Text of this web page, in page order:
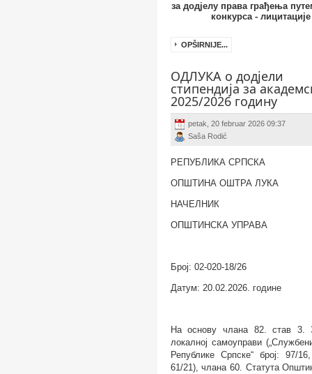
за додјелу права грађења
конкурса - лицитације
OPŠIRNIJE...
ОДЛУКА о додјели
стипендија за
2025/2026 годину
petak, 20 februar 2026 09:37
Saša Rodić
РЕПУБЛИКА СРПСКА
ОПШТИНА ОШТРА ЛУКА
НАЧЕЛНИК
OПШТИНСКА УПРАВА
Број: 02-020-18/26
Датум: 20.02.2026. године
На основу члана 82. став 3.
локалној самоуправи
Републике Српске“ број: 97/1
61/21), члана 60. Статута